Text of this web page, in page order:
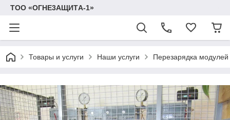
TOO «OГHE3AЩИTА-1»
Товары и услуги Наши услуги Перезарядка